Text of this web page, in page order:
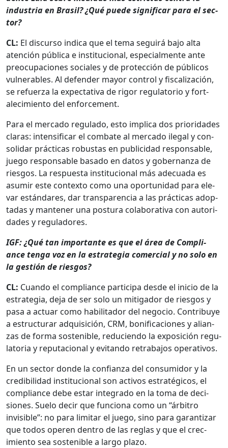
indus­tria en Brasil? ¿Qué puede sig­nificar para el sec­
tor?
CL: El dis­cur­so indi­ca que el tema seguirá bajo alta
aten­ción públi­ca e insti­tu­cional, espe­cial­mente ante
pre­ocu­pa­ciones sociales y de pro­tec­ción de públi­cos
vul­ner­a­bles. Al defend­er may­or con­trol y fis­cal­ización,
se refuerza la expec­ta­ti­va de rig­or reg­u­la­to­rio y for­t­
alec­imien­to del enforce­ment.
Para el mer­ca­do reg­u­la­do, esto impli­ca dos pri­or­i­dades
claras: inten­si­ficar el com­bate al mer­ca­do ile­gal y con­
sol­i­dar prác­ti­cas robus­tas en pub­li­ci­dad respon­s­able,
juego respon­s­able basa­do en datos y gob­er­nan­za de
ries­gos. La respues­ta insti­tu­cional más ade­cua­da es
asumir este con­tex­to como una opor­tu­nidad para ele­
var están­dares, dar trans­paren­cia a las prác­ti­cas adop­
tadas y man­ten­er una pos­tu­ra colab­o­ra­ti­va con autori­
dades y reg­u­ladores.
IGF: ¿Qué tan impor­tante es que el área de Com­pli­
ance ten­ga voz en la estrate­gia com­er­cial y no solo en
la gestión de ries­gos?
CL: Cuan­do el com­pli­ance par­tic­i­pa des­de el ini­cio de la
estrate­gia, deja de ser solo un mit­i­gador de ries­gos y
pasa a actu­ar como habil­i­ta­dor del nego­cio. Con­tribuye
a estruc­turar adquisi­ción, CRM, bonifi­ca­ciones y alian­
zas de for­ma sostenible, reducien­do la exposi­ción reg­u­
la­to­ria y rep­uta­cional y evi­tan­do retra­ba­jos oper­a­tivos.
En un sec­tor donde la con­fi­an­za del con­sum­i­dor y la
cred­i­bil­i­dad insti­tu­cional son activos estratégi­cos, el
com­pli­ance debe estar inte­gra­do en la toma de deci­
siones. Sue­lo decir que fun­ciona como un “árbi­tro
invis­i­ble”: no para lim­i­tar el juego, sino para garan­ti­zar
que todos operen den­tro de las reglas y que el crec­
imien­to sea sostenible a largo pla­zo.